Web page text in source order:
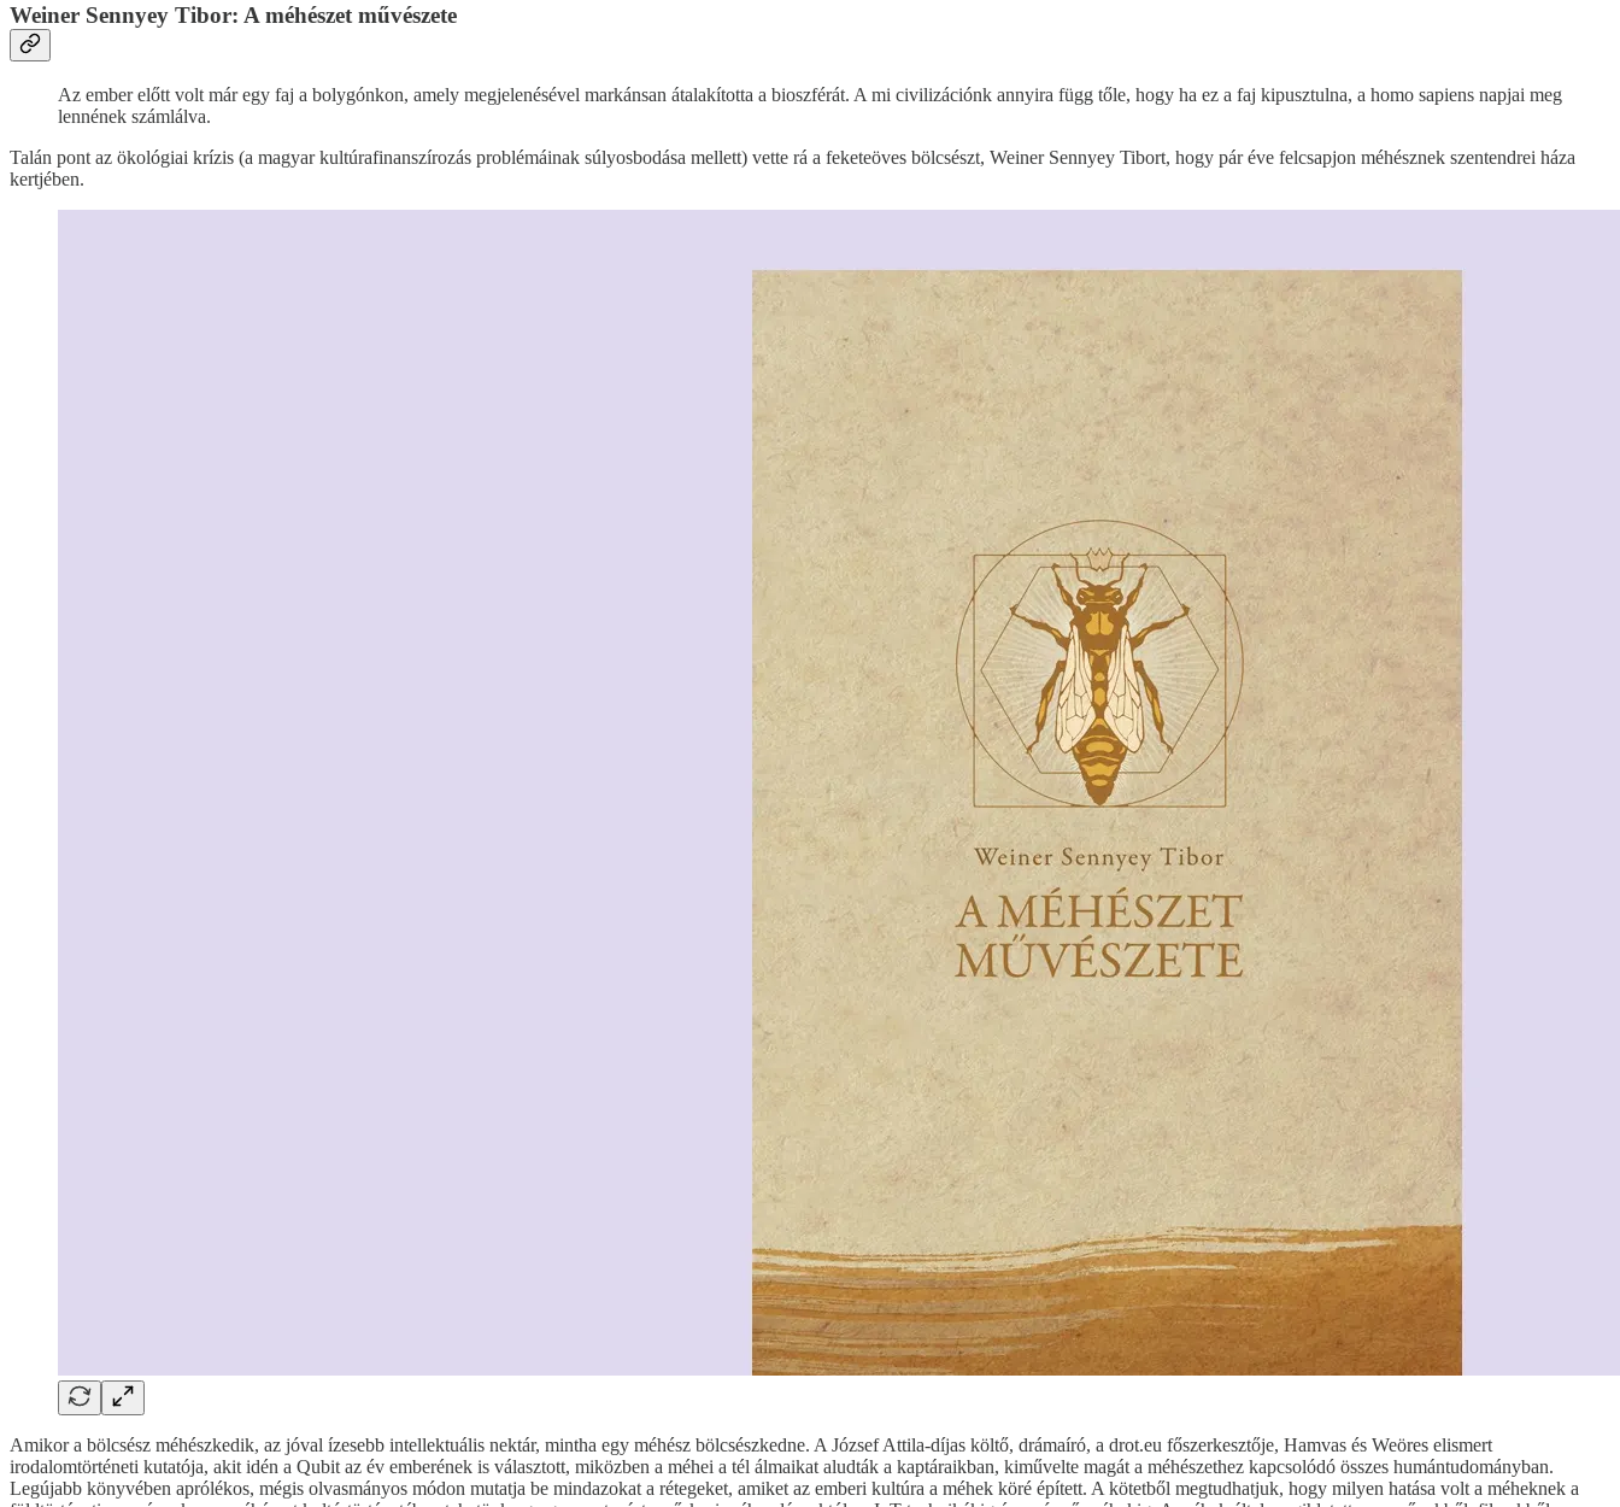
Weiner Sennyey Tibor: A méhészet művészete
Az ember előtt volt már egy faj a bolygónkon, amely megjelenésével markánsan átalakította a bioszférát. A mi civilizációnk annyira függ tőle, hogy ha ez a faj kipusztulna, a homo sapiens napjai meg
lennének számlálva.
Talán pont az ökológiai krízis (a magyar kultúrafinanszírozás problémáinak súlyosbodása mellett) vette rá a feketeöves bölcsészt, Weiner Sennyey Tibort, hogy pár éve felcsapjon méhésznek szentendrei háza
kertjében.
Amikor a bölcsész méhészkedik, az jóval ízesebb intellektuális nektár, mintha egy méhész bölcsészkedne. A József Attila-díjas költő, drámaíró, a drot.eu főszerkesztője, Hamvas és Weöres elismert
irodalomtörténeti kutatója, akit idén a Qubit az év emberének is választott, miközben a méhei a tél álmaikat aludták a kaptáraikban, kiművelte magát a méhészethez kapcsolódó összes humántudományban.
Legújabb könyvében aprólékos, mégis olvasmányos módon mutatja be mindazokat a rétegeket, amiket az emberi kultúra a méhek köré épített. A kötetből megtudhatjuk, hogy milyen hatása volt a méheknek a